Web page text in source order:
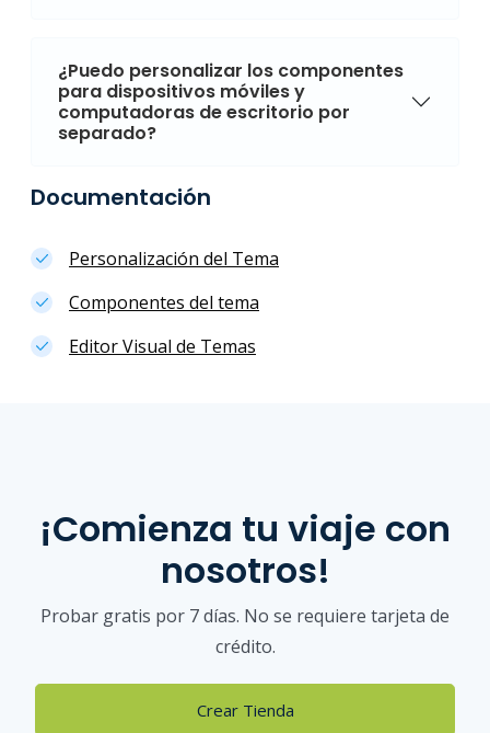
¿Puedo personalizar los componentes
para dispositivos móviles y
computadoras de escritorio por
separado?
Documentación
Personalización del Tema
Componentes del tema
Editor Visual de Temas
¡Comienza tu viaje con
nosotros!
Probar gratis por 7 días. No se requiere tarjeta de
crédito.
Crear Tienda